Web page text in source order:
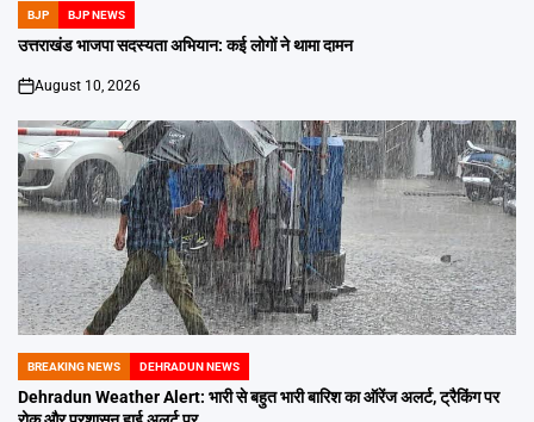
POSTED
IN
BJP BJP NEWS
उत्तराखंड भाजपा सदस्यता अभियान: कई लोगों ने थामा दामन
on
August 10, 2026
POSTED
IN
BREAKING NEWS DEHRADUN NEWS
Dehradun Weather Alert: भारी से बहुत भारी बारिश का ऑरेंज अलर्ट, ट्रैकिंग पर